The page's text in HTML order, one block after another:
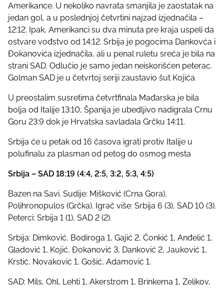
Amerikance. U nekoliko navrata smanjila je zaostatak na
jedan gol, a u poslednjoj četvrtini najzad izjednačila –
12:12. Ipak, Amerikanci su dva minuta pre kraja uspeli da
ostvare vođstvo od 14:12. Srbija je pogocima Dankovća i
Đokanovića izjednačila, ali u penal ruletu sreća je bila na
strani SAD. Odlučio je samo jedan neiskorišćen peterac.
Golman SAD je u četvrtoj seriji zaustavio šut Kojića.
U preostalim susretima četvrtfinala Mađarska je bila
bolja od Italije 13:10, Španija je ubedljivo nadigrala Crnu
Goru 23:9 dok je Hrvatska savladala Grčku 14:11.
Srbija će u petak od 16 časova igrati protiv Italije u
polufinalu za plasman od petog do osmog mesta
Srbija – SAD 18:19 (4:4, 2:5, 3:2, 5:3, 4:5)
Bazen na Savi. Sudije: Mišković (Crna Gora),
Polihronopulos (Grčka). Igrač više: Srbija 6 (3), SAD 10 (3).
Peterci: Srbija 1 (1), SAD 2 (2).
Srbija: Dimković, Bodiroga 1, Gajić 2, Ćonkić 1, Anđelić 1,
Gladović 1, Kojić, Đokanović 3, Danković 2, Jauković 1,
Krstić, Novaković 1, Gošić, Adamović 1.
SAD: Mils, Ohl, Lehti 1, Akerstrom 1, Brinkema 1, Zelikov,